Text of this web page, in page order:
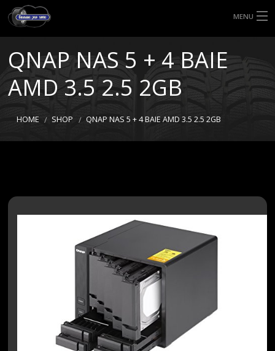
MENU
TIPI DI GOMME
QNAP NAS 5 + 4 BAIE
AMD 3.5 2.5 2GB
HOME SHOP QNAP NAS 5 + 4 BAIE AMD 3.5 2.5 2GB